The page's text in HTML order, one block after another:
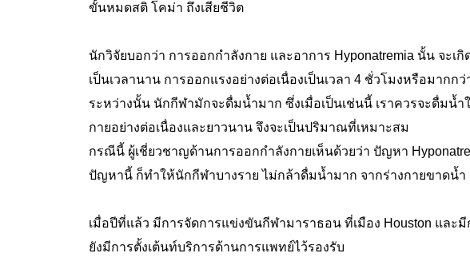
ขั้นหมดสติ โคม่า ถึงเสียชีวิต
นักวิจัยบอกว่า การออกกำลังกาย และอาการ Hyponatremia นั้น จะ
เป็นเวลานาน การออกแรงอย่างต่อเนื่องเป็นเวลา 4 ชั่วโมงหรือมากก
ระหว่างนั้น นักกีฬามักจะดื่มน้ำมาก ซึ่งเมื่อเป็นเช่นนี้ เราควรจะดื่มน้
กายอย่างต่อเนื่องและยาวนาน จึงจะเป็นปริมาณที่เหมาะสม
กรณีนี้ ผู้เชี่ยวชาญด้านการออกกำลังกายเห็นด้วยว่า ปัญหา
ปัญหานี้ ก็ทำให้นักกีฬาบางราย ไม่กล้าดื่มน้ำมาก จากร่างกายขาดน้ำ
เมื่อปีที่แล้ว มีการจัดการแข่งขันกีฬามาราธอน ที่เมือง Houston และ
ยังมีการตั้งเต้นท์บริการด้านการแพทย์ไว้รองรับ